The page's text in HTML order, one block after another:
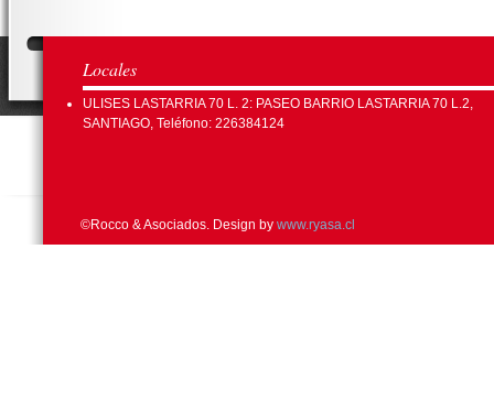
Locales
ULISES LASTARRIA 70 L. 2: PASEO BARRIO LASTARRIA 70 L.2,
SANTIAGO, Teléfono: 226384124
©Rocco & Asociados. Design by www.ryasa.cl